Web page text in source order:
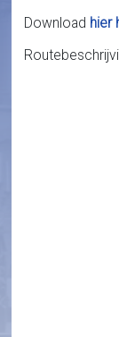
Download hier